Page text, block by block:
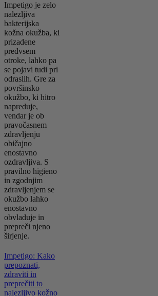
Impetigo je zelo
nalezljiva
bakterijska
kožna okužba, ki
prizadene
predvsem
otroke, lahko pa
se pojavi tudi pri
odraslih. Gre za
površinsko
okužbo, ki hitro
napreduje,
vendar je ob
pravočasnem
zdravljenju
običajno
enostavno
ozdravljiva. S
pravilno higieno
in zgodnjim
zdravljenjem se
okužbo lahko
enostavno
obvladuje in
prepreči njeno
širjenje.
Impetigo: Kako
prepoznati,
zdraviti in
preprečiti to
nalezljivo kožno